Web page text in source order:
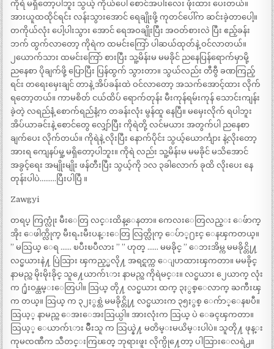
ကိုရဲ မရှိတော့ပါဘူး သွယ့် ကိုယ်ပေါ် စောင်အပါးလေး ဖုံးထား ပေးတယ်။
အားယူထထိုင်ရင်း လန်းသွားအောင် ရေချိုးဖို့ ကုတင်ပေါ်က ဆင်းခဲ့တာပေါ့။
တကိုယ်လုံး ပေါ့ပါးသွား အောင် ရေအဝချိုးပြီး အဝတ်စားလဲ ပြီး ဧည့်ခန်း
ဘက် ထွက်လာတော့ ကိုရဲက ထမင်းကြော် ပါဆယ်ထုတ်နဲ့ ဝင်လာတယ်။
၂ယောက်သား ထမင်းကြော် စားပြီး သူ့မိန်းမ မမခိုင် ညနေပြန်ရောက်မှာမို့
ညနေစာ ပိုချက်ဖို့ ပြောပြီး ပြန်ထွက် သွားတာ။ သွယ်လည်း တီဗွီ ခဏကြည့်
ရင်း တရေးမှေးချင် တာနဲ့ အိပ်ခန်းထဲ ဝင်လာတော့ အသက်အောင့်ထား လိုက်
ရတော့တယ်။ ကာမစိတ် ငယ်ထိပ် ရောက်တုန်း မီးကုန်ရမ်းကုန် သောင်းကျန်း
ခဲ့တဲ့ လရည်နံ့ စောက်ရည်နံ့က တခန်းလုံး မွန်ထူ နေပြီ။ မမှေးလိုက် ရပါဘူး
အိပ်ယာခင်းနဲ့ စောင်တွေ လျှော်ပြီး ကိုရဲတို့ လင်မယား အတွက်ပါ ညနေစာ
ချက်ပေး လိုက်တယ်။ ကိုရဲနဲ့ လိုးပြီး နောက်ပိုင်း သွယ့်ယောင်္ကျား နဲ့လိုးတော့
အားရ ကျေနပ်မှု့ မရှိတော့ပါဘူး။ ကိုရဲ လည်း သူ့မိန်းမ မမခိုင် မသိအောင်
အခွင့်ရေး အမျိုးမျိုး ဖန်တီးပြီး သွယ့်ကို ၁လ ၃ခါလောက် ခုထိ လိုးပေး နေ
တုန်းပါပဲ………ပြီးပါပြီ ။
Zawgyi
တရပ္ ကြက္လုံး မီးေတြ လင္းထိန္ေနတာ။ ကေလးေတြလည္း ေဖ်ာက္
အိုး ေဖါက္လိုက္ မီးရႉးမီးပန္းေတြ လြတ္လိုက္ ေပ်ာ္႐ႊင္ ေနၾကတယ္။
” မသြယ္ ေရ …… ၿပီးၿပီလား ” ” ဟုတ္ …… မမခိုင္ ” ေဘးအိမ္က မမခိုင္တို႔
လင္မယားနဲ႔ ပြဲသြား ၾကည့္မလို႔ အရင္ရက္က ေျပာထားၾကတာ။ မမခိုင္
နာမည္က မိုးမိုးခိုင္ သူ႔ေယာက်ၤား နာမည္က ကိုရဲမင္း။ လင္မယား ၂ေယာက္ လုံး
က ႐ုံးဝန္ထမ္းေတြပါ။ သြယ္ တို႔ လင္မယား ထက္ ၃ႏွစ္ေလာက္ ႀကီးၾ
က တယ္။ သြယ္ က ၃၂ႏွစ္ထဲ မမခိုင္တို႔ လင္မယားက ၃၅ႏွစ္ ေက်ာ္ေနၿပီ။
သြယ့္ နာမည္က ေအးေအးသြယ္ပါ။ အားလုံးက သြယ္ ပဲ ေခၚၾကတာ။
သြယ့္ ေယာက်ၤား မ်ိဳးသူ က သြယ္နဲ႔ မတိမ္းမယိမ္းပါပဲ။ သူတို႔ ဖုန္း
ကုမၸဏီက သီတင္းကြၽတ္ ဘုရားဖူး လိုက္ပို႔ေတာ့ ပါသြားေလရဲ႕။